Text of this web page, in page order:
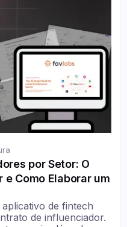
por Setor: O
Como Elaborar um
de fintech
de influenciador.